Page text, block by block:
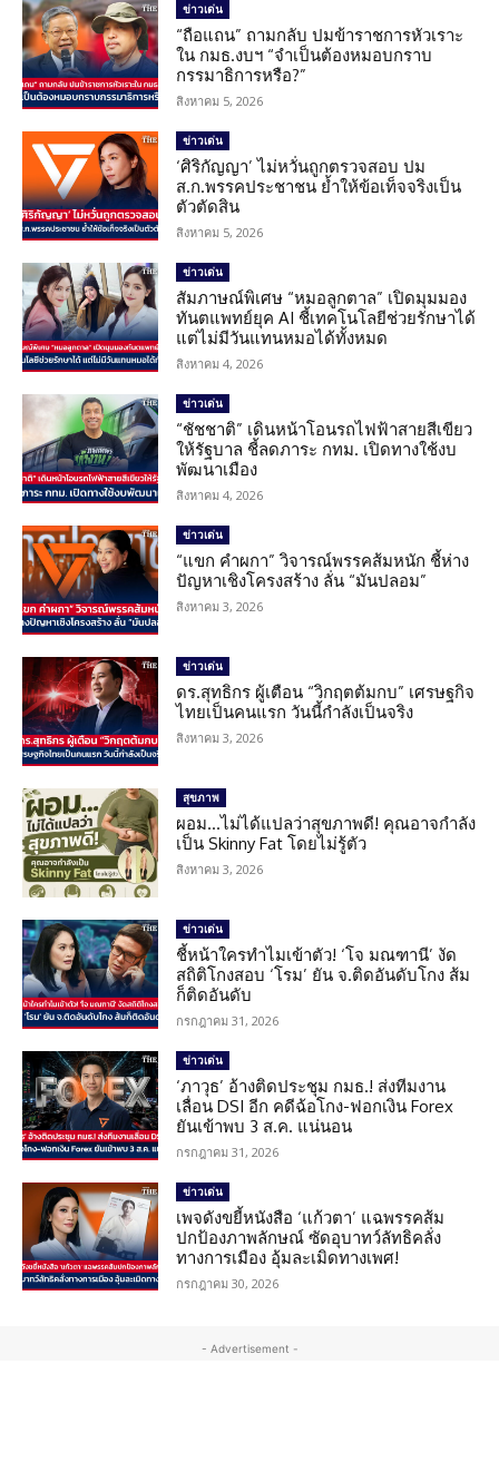
ข่าวเด่น
“ถือแถน” ถามกลับ ปมข้าราชการหัวเราะ
ใน กมธ.งบฯ “จำเป็นต้องหมอบกราบ
กรรมาธิการหรือ?”
สิงหาคม 5, 2026
ข่าวเด่น
‘ศิริกัญญา’ ไม่หวั่นถูกตรวจสอบ ปม
ส.ก.พรรคประชาชน ย้ำให้ข้อเท็จจริงเป็น
ตัวตัดสิน
สิงหาคม 5, 2026
ข่าวเด่น
สัมภาษณ์พิเศษ “หมอลูกตาล” เปิดมุมมอง
ทันตแพทย์ยุค AI ชี้เทคโนโลยีช่วยรักษาได้
แต่ไม่มีวันแทนหมอได้ทั้งหมด
สิงหาคม 4, 2026
ข่าวเด่น
“ชัชชาติ” เดินหน้าโอนรถไฟฟ้าสายสีเขียว
ให้รัฐบาล ชี้ลดภาระ กทม. เปิดทางใช้งบ
พัฒนาเมือง
สิงหาคม 4, 2026
ข่าวเด่น
“แขก คำผกา” วิจารณ์พรรคส้มหนัก ชี้ห่าง
ปัญหาเชิงโครงสร้าง ลั่น “มันปลอม”
สิงหาคม 3, 2026
ข่าวเด่น
ดร.สุทธิกร ผู้เตือน “วิกฤตต้มกบ” เศรษฐกิจ
ไทยเป็นคนแรก วันนี้กำลังเป็นจริง
สิงหาคม 3, 2026
สุขภาพ
ผอม…ไม่ได้แปลว่าสุขภาพดี! คุณอาจกำลัง
เป็น Skinny Fat โดยไม่รู้ตัว
สิงหาคม 3, 2026
ข่าวเด่น
ชี้หน้าใครทำไมเข้าตัว! ‘โจ มณฑานี’ งัด
สถิติโกงสอบ ‘โรม’ ยัน จ.ติดอันดับโกง ส้ม
ก็ติดอันดับ
กรกฎาคม 31, 2026
ข่าวเด่น
‘ภาวุธ’ อ้างติดประชุม กมธ.! ส่งทีมงาน
เลื่อน DSI อีก คดีฉ้อโกง-ฟอกเงิน Forex
ยันเข้าพบ 3 ส.ค. แน่นอน
กรกฎาคม 31, 2026
ข่าวเด่น
เพจดังขยี้หนังสือ ‘แก้วตา’ แฉพรรคส้ม
ปกป้องภาพลักษณ์ ซัดอุบาทว์ลัทธิคลั่ง
ทางการเมือง อุ้มละเมิดทางเพศ!
กรกฎาคม 30, 2026
- Advertisement -